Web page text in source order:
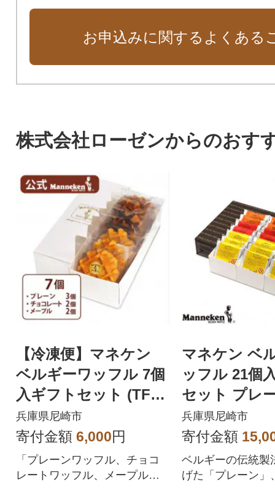
お申込みに関するよくある
株式会社ローゼンからのおす
【冷凍便】マネケン
ベルギーワッフル 7個
入ギフトセット (TFR
B-PChM7G)
兵庫県尼崎市
寄付金額 6,000円
「プレーンワッフル、チョコ
レートワッフル、メープルワ
マネケン ベ
ッフル 21個
セット プレ
ア メープル
MG)
兵庫県尼崎市
寄付金額
ベルギーの伝統製
げた「プレーン」